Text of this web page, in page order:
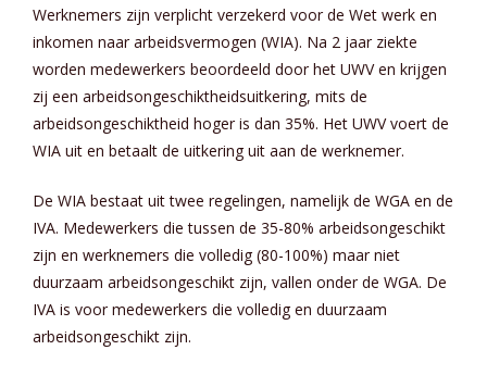
Werknemers zijn verplicht verzekerd voor de Wet werk en
inkomen naar arbeidsvermogen (WIA). Na 2 jaar ziekte
worden medewerkers beoordeeld door het UWV en krijgen
zij een arbeidsongeschiktheidsuitkering, mits de
arbeidsongeschiktheid hoger is dan 35%. Het UWV voert de
WIA uit en betaalt de uitkering uit aan de werknemer.
De WIA bestaat uit twee regelingen, namelijk de WGA en de
IVA. Medewerkers die tussen de 35-80% arbeidsongeschikt
zijn en werknemers die volledig (80-100%) maar niet
duurzaam arbeidsongeschikt zijn, vallen onder de WGA. De
IVA is voor medewerkers die volledig en duurzaam
arbeidsongeschikt zijn.